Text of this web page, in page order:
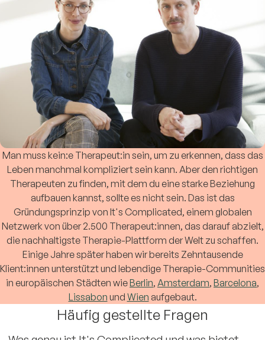
Man muss kein:e Therapeut:in sein, um zu erkennen, dass das
Leben manchmal kompliziert sein kann. Aber den richtigen
Therapeuten zu finden, mit dem du eine starke Beziehung
aufbauen kannst, sollte es nicht sein. Das ist das
Gründungsprinzip von It's Complicated, einem globalen
Netzwerk von über 2.500 Therapeut:innen, das darauf abzielt,
die nachhaltigste Therapie-Plattform der Welt zu schaffen.
Einige Jahre später haben wir bereits Zehntausende
Klient:innen unterstützt und lebendige Therapie-Communities
in europäischen Städten wieBerlin, Amsterdam, Barcelona,
Lissabon und Wien aufgebaut.
Häufig gestellte Fragen